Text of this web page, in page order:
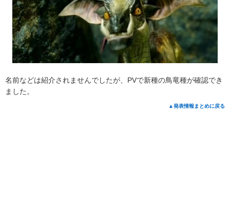
名前などは紹介されませんでしたが、PVで新種の鳥竜種が確認でき
ました。
▲発表情報まとめに戻る